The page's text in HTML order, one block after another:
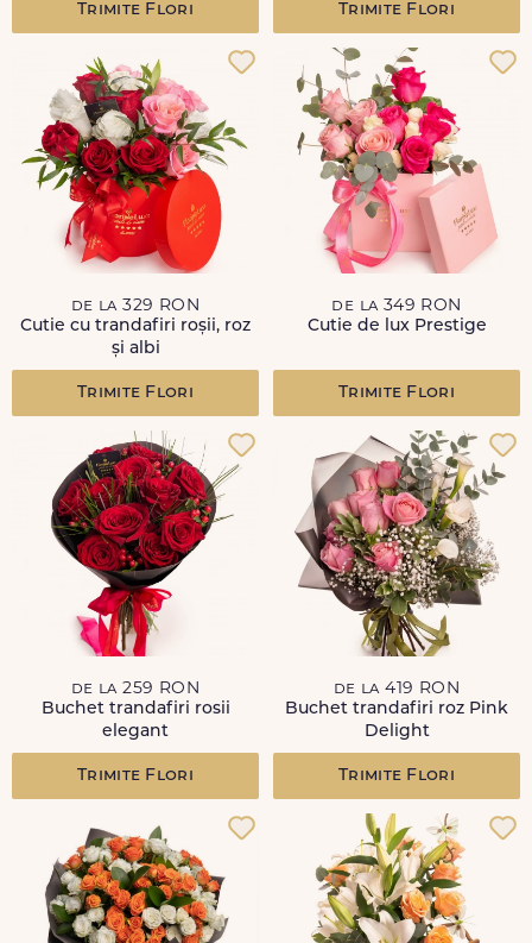
Trimite Flori Trimite Flori
de la 329 RON
Cutie cu trandafiri roșii, roz
și albi
Trimite Flori
de la 349 RON
Cutie de lux Prestige
Trimite Flori
de la 259 RON
Buchet trandafiri rosii
elegant
Trimite Flori
de la 419 RON
Buchet trandafiri roz Pink
Delight
Trimite Flori